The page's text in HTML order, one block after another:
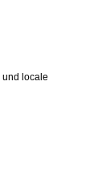
und locale